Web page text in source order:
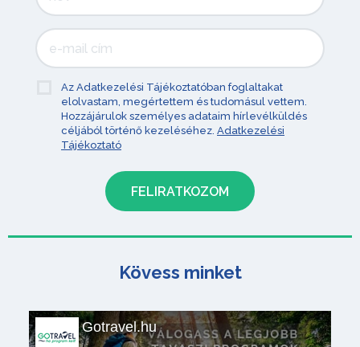
Az Adatkezelési Tájékoztatóban foglaltakat
elolvastam, megértettem és tudomásul vettem.
Hozzájárulok személyes adataim hírlevélküldés
céljából történő kezeléséhez. Adatkezelési
Tájékoztató
Kövess minket
Gotravel.hu